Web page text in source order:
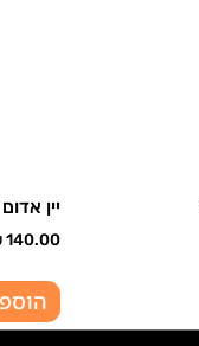
יין
140.00